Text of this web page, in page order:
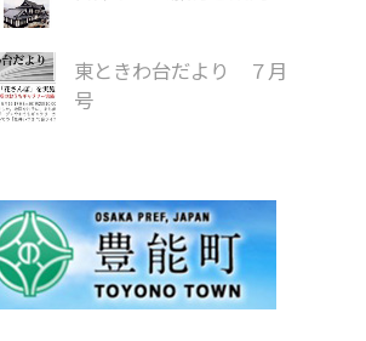
東ときわ台だより ７月
号